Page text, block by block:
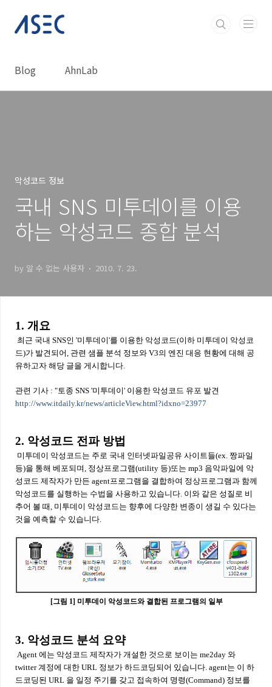
Blog AhnLab
악성코드 정보
국내 SNS 미투데이를 이용
하는 악성코드 종합 분석
by 알 수 없는 사용자 2010. 7. 23.
1. 개요
최근 국내 SNS인 '미투데이'를 이용한 악성코드(이하 미투데이 악성코
드)가 발견되어, 관련 샘플 분석 정보와 V3의 엔진 대응 현황에 대해 공
유하고자 해당 글을 게시합니다.
관련 기사 : "토종 SNS '미투데이' 이용한 악성코드 유포 발견
http://www.itdaily.kr/news/articleView.html?idxno=23977
2. 악성코드 전파 방법
미투데이 악성코드는 주로 국내 인터넷파일공유 사이트들(ex. 짱파일
등)을 통해 베포되며, 정상프로그램(utility 등)또는 mp3 음악파일에 악
성코드 제작자가 만든 agent프로그램을 결합하여 정상프로그램과 함께
악성코드를 실행하는 수법을 사용하고 있습니다. 이와 같은 성질로 비
추어 볼 때, 미투데이 악성코드는 향후에 다양한 변종이 생길 수 있다는
것을 예측할 수 있습니다.
[그림 1] 미투데이 악성코드와 결합된 프로그램의 일부
3. 악성코드 분석 요약
Agent 에는 악성코드 제작자가 개설한 것으로 보이는 me2day 와
twitter 계정에 대한 URL 정보가 하드코딩되어 있습니다. agent는 이 하
드코딩된 URL 을 일정 주기를 갖고 접속하여 명령(Command) 정보를